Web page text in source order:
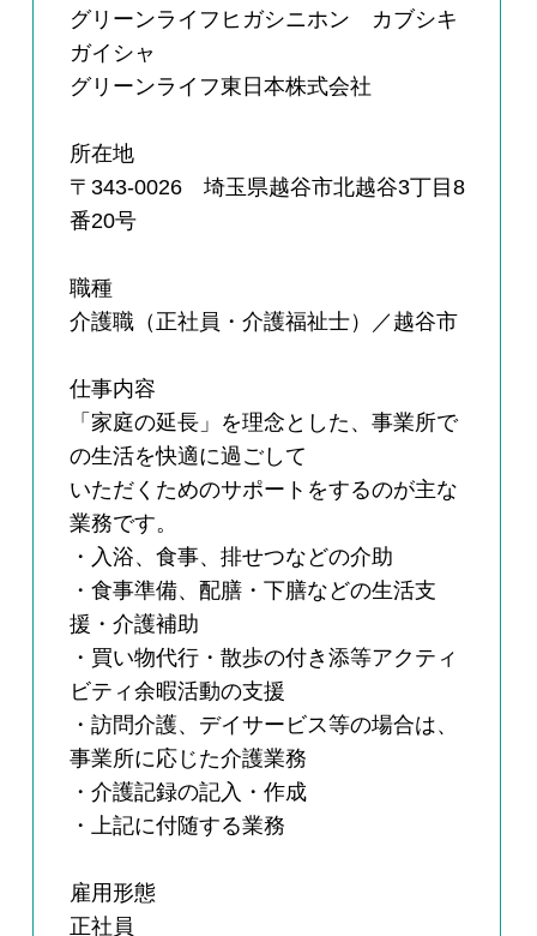
グリーンライフヒガシニホン カブシキ
ガイシャ
グリーンライフ東日本株式会社
所在地
〒343-0026 埼玉県越谷市北越谷3丁目8
番20号
職種
介護職（正社員・介護福祉士）／越谷市
仕事内容
「家庭の延長」を理念とした、事業所で
の生活を快適に過ごして
いただくためのサポートをするのが主な
業務です。
・入浴、食事、排せつなどの介助
・食事準備、配膳・下膳などの生活支
援・介護補助
・買い物代行・散歩の付き添等アクティ
ビティ余暇活動の支援
・訪問介護、デイサービス等の場合は、
事業所に応じた介護業務
・介護記録の記入・作成
・上記に付随する業務
雇用形態
正社員